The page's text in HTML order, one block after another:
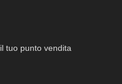
tuo punto vendita